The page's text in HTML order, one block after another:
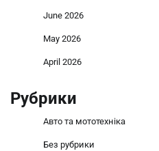
June 2026
May 2026
April 2026
Рубрики
Авто та мототехніка
Без рубрики